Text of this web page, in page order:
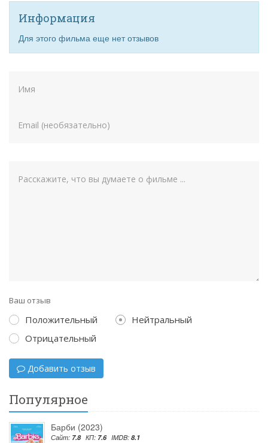
Информация
Для этого фильма еще нет отзывов
Ваш отзыв
Положительный
Нейтральный
Отрицательный
Добавить отзыв
Популярное
Барби (2023)
Сайт: 7.8 КП: 7.6 IMDB: 8.1